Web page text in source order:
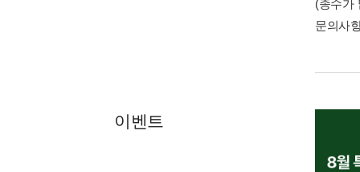
(종수가
문의사
이벤트